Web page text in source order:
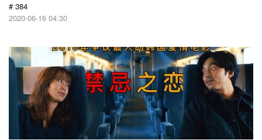
# 384
2020-06-16 04:30